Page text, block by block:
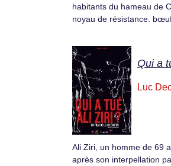
habitants du hameau de
noyau de résistance.
Qui a
Luc
Ali Ziri, un homme de 69
après son interpellation